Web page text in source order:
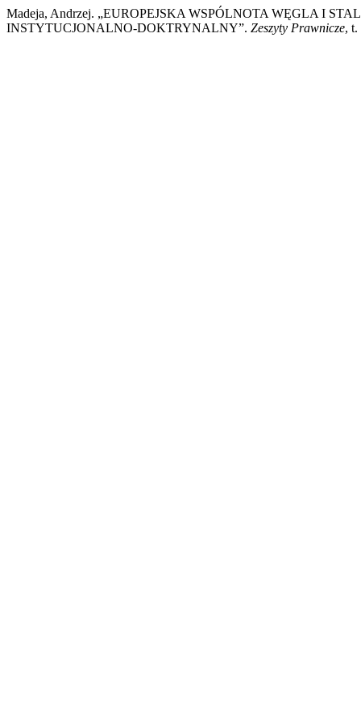
Madeja, Andrzej. „EUROPEJSKA WSPÓLNOTA WĘGLA I
INSTYTUCJONALNO-DOKTRYNALNY”. Zeszyty Prawnicze, t.